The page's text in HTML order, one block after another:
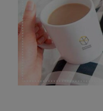
grande